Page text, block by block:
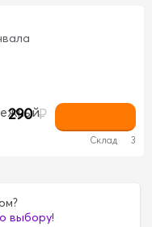
290 ₽
Склад 3
выбору!